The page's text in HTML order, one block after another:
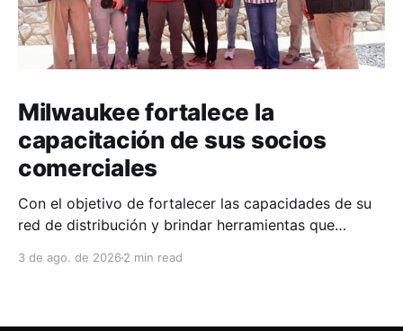
Milwaukee fortalece la
capacitación de sus socios
comerciales
Con el objetivo de fortalecer las capacidades de su
red de distribución y brindar herramientas que
técnico, Milwaukee llevó a cabo una capacitación
3 de ago. de 2026 2 min read